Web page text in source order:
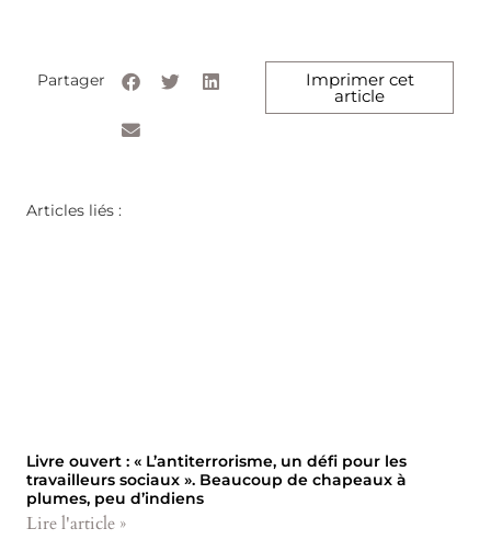
Partager Imprimer cet
article
Articles liés :
Livre ouvert : « L’antiterrorisme, un défi pour les
travailleurs sociaux ». Beaucoup de chapeaux à
plumes, peu d’indiens
Lire l'article »